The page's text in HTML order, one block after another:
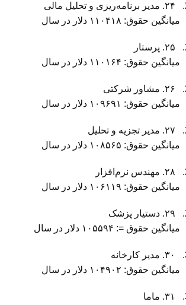
۲۴. مدیر برنامه‌ریزی و تحلیل مالی
میانگین حقوق: ۱۱۰۴۱۸ دلار در سال
۲۵. پرستار
میانگین حقوق: ۱۱۰۱۶۴ دلار در سال
۲۶. مشاور شرکتی
میانگین حقوق: ۱۰۹۶۹۱ دلار در سال
۲۷. مدیر تجزیه و تحلیل
میانگین حقوق: ۱۰۸۵۶۵ دلار در سال
۲۸. مهندس نرم‌افزار
میانگین حقوق: ۱۰۶۱۱۹ دلار در سال
۲۹. دستیار پزشک
میانگین حقوق =: ۱۰۵۵۹۴ دلار در سال
۳۰. مدیر کارخانه
میانگین حقوق: ۱۰۴۹۰۲ دلار در سال
۳۱. ماما